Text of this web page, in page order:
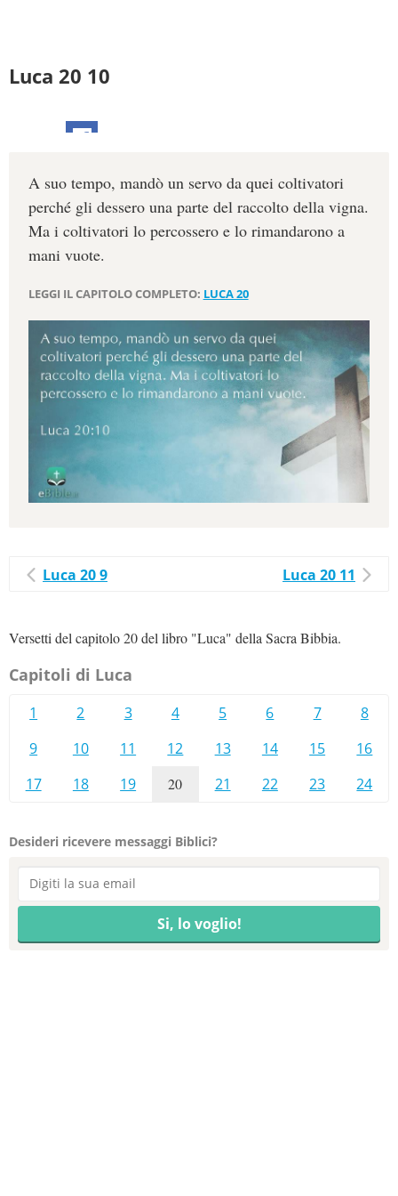
Luca 20 10
A suo tempo, mandò un servo da quei coltivatori
perché gli dessero una parte del raccolto della vigna.
Ma i coltivatori lo percossero e lo rimandarono a
mani vuote.
LEGGI IL CAPITOLO COMPLETO: LUCA 20
Luca 20 9 Luca 20 11
Versetti del capitolo 20 del libro "Luca" della Sacra Bibbia.
Capitoli di Luca
1 2 3 4 5 6 7
8
9
10 11 12 13 14 15
16
17
18 19 20 21 22 23 24
Desideri ricevere messaggi Biblici?